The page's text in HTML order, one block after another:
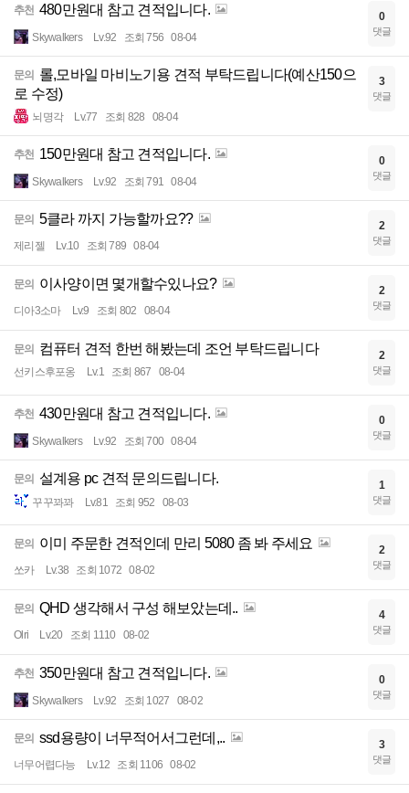
추천 480만원대 참고 견적입니다.
Skywalkers Lv.92 조회 756 08-04
0
댓글
문의
롤,모바일 마비노기용 견적 부탁드립니다(예산150으
로 수정)
뇌명각 Lv.77 조회 828 08-04
3
댓글
추천 150만원대 참고 견적입니다.
Skywalkers Lv.92 조회 791 08-04
0
댓글
문의 5클라 까지 가능할까요??
제리젤 Lv.10 조회 789 08-04
2
댓글
문의 이사양이면 몇개할수있나요?
디아3소마 Lv.9 조회 802 08-04
2
댓글
문의 컴퓨터 견적 한번 해봤는데 조언 부탁드립니다
선키스후포옹 Lv.1 조회 867 08-04
2
댓글
추천 430만원대 참고 견적입니다.
Skywalkers Lv.92 조회 700 08-04
0
댓글
문의 설계용 pc 견적 문의드립니다.
꾸꾸꽈꽈 Lv.81 조회 952 08-03
1
댓글
문의 이미 주문한 견적인데 만리 5080 좀 봐 주세요
쏘카 Lv.38 조회 1072 08-02
2
댓글
문의 QHD 생각해서 구성 해보았는데..
Olri Lv.20 조회 1110 08-02
4
댓글
추천 350만원대 참고 견적입니다.
Skywalkers Lv.92 조회 1027 08-02
0
댓글
문의 ssd용량이 너무적어서그런데,..
너무어렵다능 Lv.12 조회 1106 08-02
3
댓글